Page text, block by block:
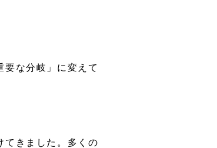
な分岐」に変えて
てきました。多くの